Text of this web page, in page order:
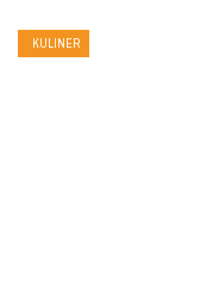
KULINER